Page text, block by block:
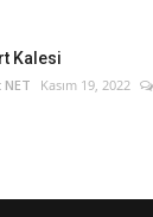
Kalesi
Kasım 19, 2022